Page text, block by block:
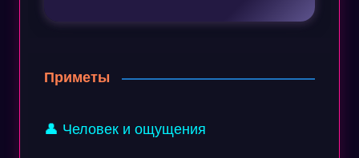
Приметы
👤 Человек и ощущения